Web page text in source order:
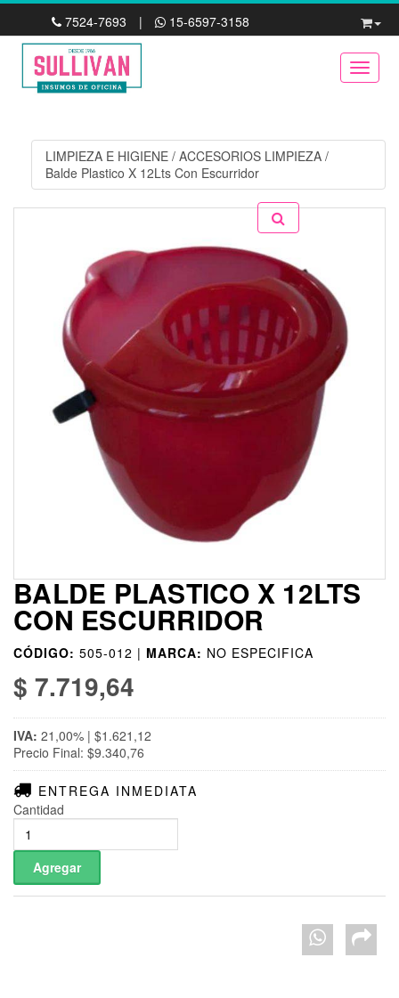
7524-7693 | 15-6597-3158
LIMPIEZA E HIGIENE / ACCESORIOS LIMPIEZA /
Balde Plastico X 12Lts Con Escurridor
BALDE PLASTICO X 12LTS
CON ESCURRIDOR
CÓDIGO: 505-012 | MARCA: NO ESPECIFICA
$ 7.719,64
IVA: 21,00% | $1.621,12
Precio Final: $9.340,76
ENTREGA INMEDIATA
Cantidad